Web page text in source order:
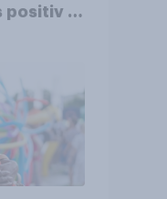
positiv –